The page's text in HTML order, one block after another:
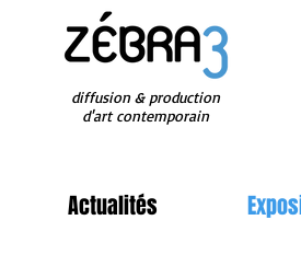
diffusion & production
d'art contemporain
Actualités